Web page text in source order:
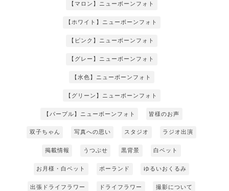
【マロン】ニューボーンフォト
【ホワイト】ニューボーンフォト
【ピンク】ニューボーンフォト
【グレー】ニューボーンフォト
【水色】ニューボーンフォト
【グリーン】ニューボーンフォト
【パープル】ニューボーンフォト 皆様のお声
双子ちゃん 写真への思い スタジオ ラジオ出演
掲載情報 うつぶせ 黒背景 白ベット
お月様・白ベット ポーランド ゆるいおくるみ
出張ドライフラワー ドライフラワー 撮影について